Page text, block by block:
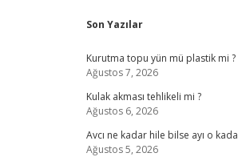
Sidebar
Son Yazılar
Kurutma topu yün mü plastik mi ?
Ağustos 7, 2026
Kulak akması tehlikeli mi ?
Ağustos 6, 2026
Avcı ne kadar hile bilse ayı o
Ağustos 5, 2026